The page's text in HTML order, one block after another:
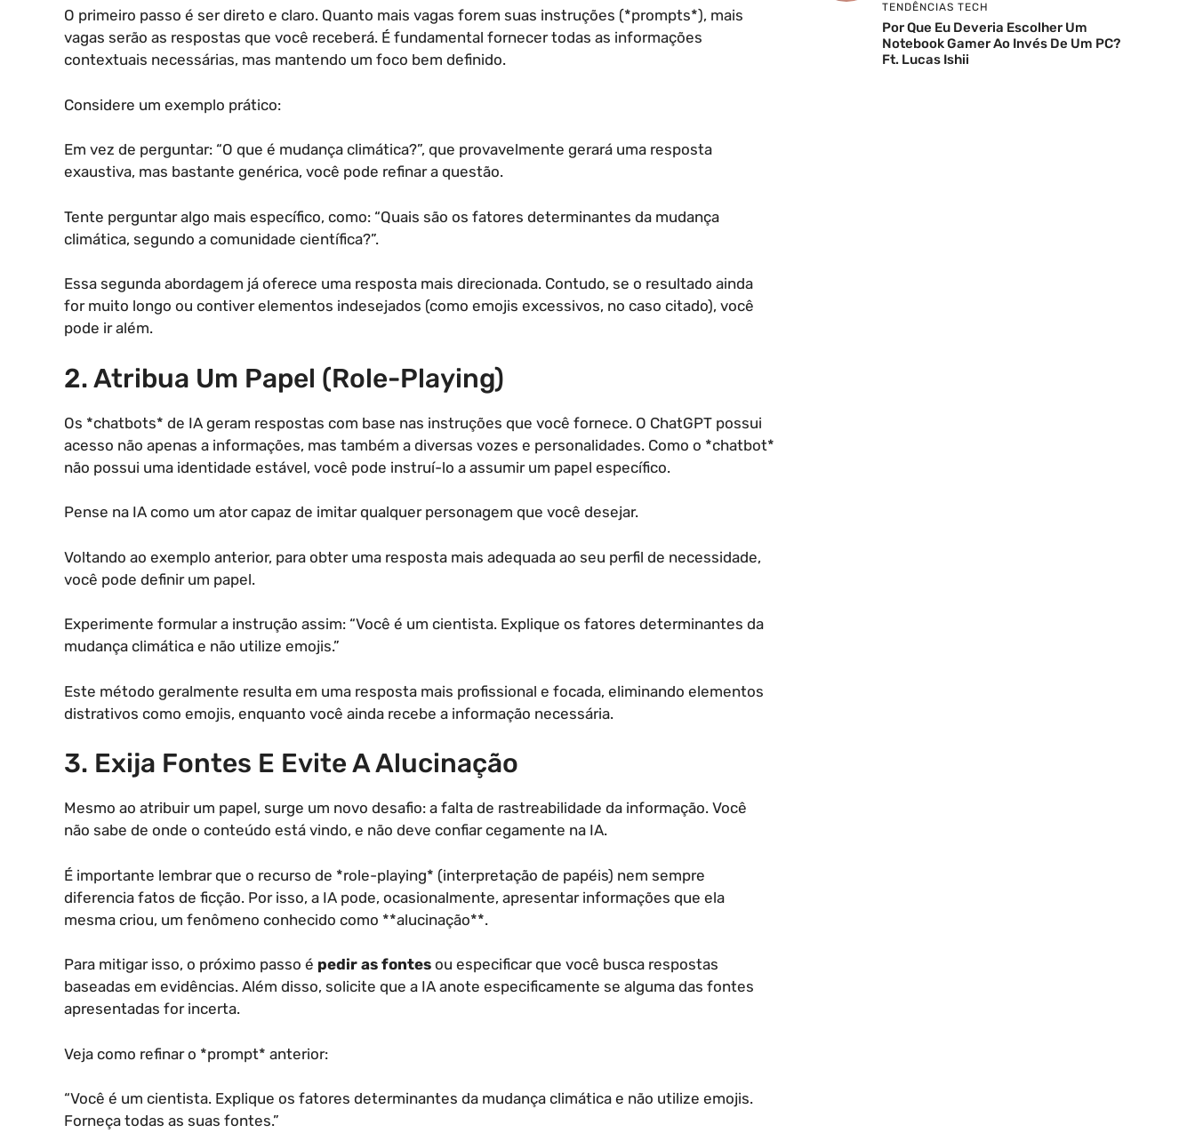
O primeiro passo é ser direto e claro. Quanto mais vagas forem suas instruções (*prompts*), mais
vagas serão as respostas que você receberá. É fundamental fornecer todas as informações
contextuais necessárias, mas mantendo um foco bem definido.
Considere um exemplo prático:
Em vez de perguntar: “O que é mudança climática?”, que provavelmente gerará uma resposta
exaustiva, mas bastante genérica, você pode refinar a questão.
Tente perguntar algo mais específico, como: “Quais são os fatores determinantes da mudança
climática, segundo a comunidade científica?”.
Essa segunda abordagem já oferece uma resposta mais direcionada. Contudo, se o resultado ainda
for muito longo ou contiver elementos indesejados (como emojis excessivos, no caso citado), você
pode ir além.
2. Atribua Um Papel (Role-Playing)
Os *chatbots* de IA geram respostas com base nas instruções que você fornece. O ChatGPT possui
acesso não apenas a informações, mas também a diversas vozes e personalidades. Como o *chatbot*
não possui uma identidade estável, você pode instruí-lo a assumir um papel específico.
Pense na IA como um ator capaz de imitar qualquer personagem que você desejar.
Voltando ao exemplo anterior, para obter uma resposta mais adequada ao seu perfil de necessidade,
você pode definir um papel.
Experimente formular a instrução assim: “Você é um cientista. Explique os fatores determinantes da
mudança climática e não utilize emojis.”
Este método geralmente resulta em uma resposta mais profissional e focada, eliminando elementos
distrativos como emojis, enquanto você ainda recebe a informação necessária.
3. Exija Fontes E Evite A Alucinação
Mesmo ao atribuir um papel, surge um novo desafio: a falta de rastreabilidade da informação. Você
não sabe de onde o conteúdo está vindo, e não deve confiar cegamente na IA.
É importante lembrar que o recurso de *role-playing* (interpretação de papéis) nem sempre
diferencia fatos de ficção. Por isso, a IA pode, ocasionalmente, apresentar informações que ela
mesma criou, um fenômeno conhecido como **alucinação**.
Para mitigar isso, o próximo passo é pedir as fontes ou especificar que você busca respostas
baseadas em evidências. Além disso, solicite que a IA anote especificamente se alguma das fontes
apresentadas for incerta.
Veja como refinar o *prompt* anterior:
“Você é um cientista. Explique os fatores determinantes da mudança climática e não utilize emojis.
Forneça todas as suas fontes.”
TENDÊNCIAS TECH
Por Que Eu Deveria Escolher Um
Notebook Gamer Ao Invés De Um PC?
Ft. Lucas Ishii